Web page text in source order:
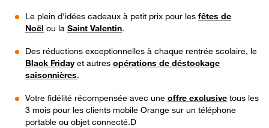
Le plein d'idées cadeaux à petit prix pour les fêtes de
Noël ou la Saint Valentin.
Des réductions exceptionnelles à chaque rentrée scolaire, le
Black Fridayet autres opérations de déstockage
saisonnières.
Votre fidélité récompensée avec une offre exclusive tous les
3 mois pour les clients mobile Orange sur un téléphone
portable ou objet connecté.D